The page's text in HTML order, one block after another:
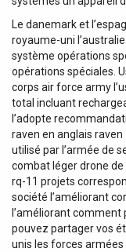
Le danemark et
royaume-uni
système opérations
opérations spéciales.
corps air force army
total incluant
l’adopte
raven en anglais
utilisé par l’armée de
combat léger drone de
rq-11 projets
société l’améliorant
l’améliorant
pouvez partager vos
unis les forces